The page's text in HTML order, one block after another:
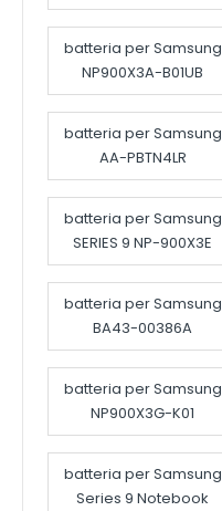
batteria per Samsung
NP900X3A-B01UB
batteria per Samsung
AA-PBTN4LR
batteria per Samsung
SERIES 9 NP-900X3E
batteria per Samsung
BA43-00386A
batteria per Samsung
NP900X3G-K01
batteria per Samsung
Series 9 Notebook